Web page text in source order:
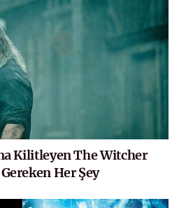
Kilitleyen The Witcher
Her Şey